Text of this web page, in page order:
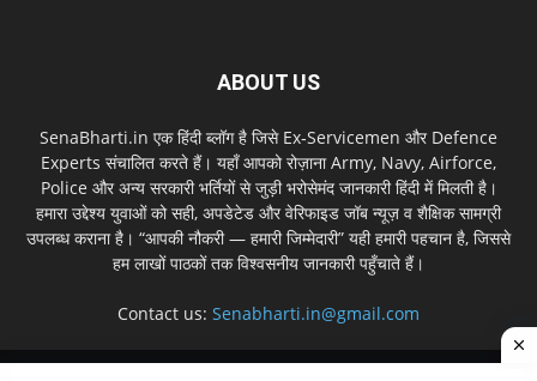
ABOUT US
SenaBharti.in एक हिंदी ब्लॉग है जिसे Ex‑Servicemen और Defence
Experts संचालित करते हैं। यहाँ आपको रोज़ाना Army, Navy, Airforce,
Police और अन्य सरकारी भर्तियों से जुड़ी भरोसेमंद जानकारी हिंदी में मिलती है।
हमारा उद्देश्य युवाओं को सही, अपडेटेड और वेरिफाइड जॉब न्यूज़ व शैक्षिक सामग्री
उपलब्ध कराना है। “आपकी नौकरी — हमारी जिम्मेदारी” यही हमारी पहचान है, जिससे
हम लाखों पाठकों तक विश्वसनीय जानकारी पहुँचाते हैं।
Contact us: Senabharti.in@gmail.com